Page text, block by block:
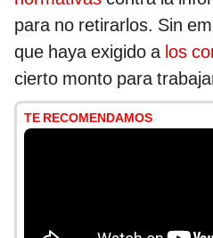
para no retirarlos. Sin
que haya exigido a los
cierto monto para
TE RECOMENDAMOS